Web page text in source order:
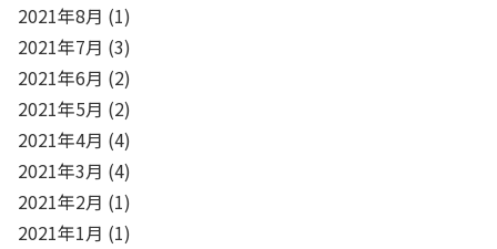
2021年8月 (1)
2021年7月 (3)
2021年6月 (2)
2021年5月 (2)
2021年4月 (4)
2021年3月 (4)
2021年2月 (1)
2021年1月 (1)